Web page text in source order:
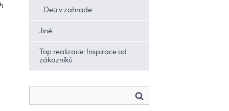
Deti v zahrade
Jiné
Top realizace: Inspirace od
zákazníků